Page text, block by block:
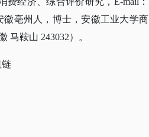
徽亳州人，博士，安徽工业大学商
马鞍山 243032）。
链